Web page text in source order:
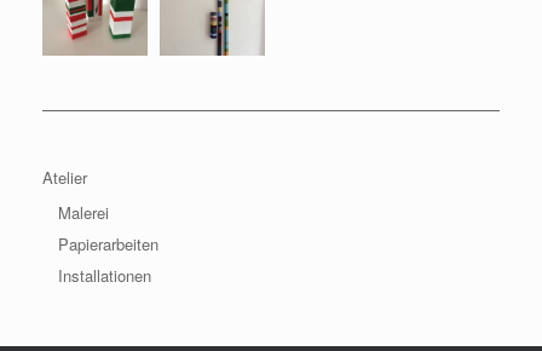
Atelier
Malerei
Papierarbeiten
Installationen